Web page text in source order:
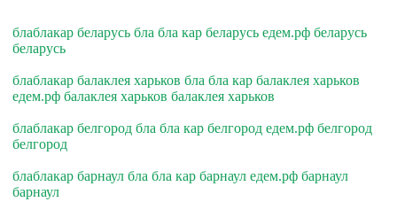
блаблакар беларусь бла бла кар беларусь едем.рф беларусь
беларусь
блаблакар балаклея харьков бла бла кар балаклея харьков
едем.рф балаклея харьков балаклея харьков
блаблакар белгород бла бла кар белгород едем.рф белгород
белгород
блаблакар барнаул бла бла кар барнаул едем.рф барнаул
барнаул